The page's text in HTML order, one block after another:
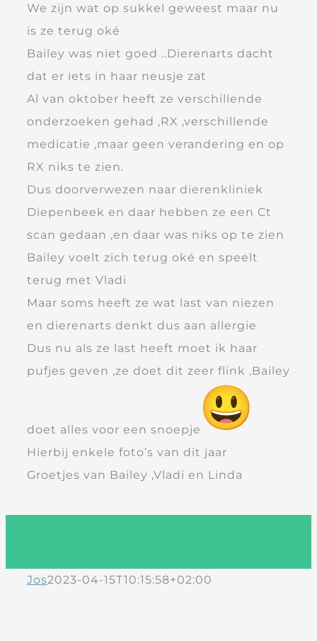
We zijn wat op sukkel geweest maar nu
is ze terug oké
Bailey was niet goed ..Dierenarts dacht
dat er iets in haar neusje zat
Al van oktober heeft ze verschillende
onderzoeken gehad ,RX ,verschillende
medicatie ,maar geen verandering en op
RX niks te zien.
Dus doorverwezen naar dierenkliniek
Diepenbeek en daar hebben ze een Ct
scan gedaan ,en daar was niks op te zien
Bailey voelt zich terug oké en speelt
terug met Vladi
Maar soms heeft ze wat last van niezen
en dierenarts denkt dus aan allergie
Dus nu als ze last heeft moet ik haar
pufjes geven ,ze doet dit zeer flink ,Bailey
doet alles voor een snoepje
Hierbij enkele foto’s van dit jaar
Groetjes van Bailey ,Vladi en Linda
Jos2023-04-15T10:15:58+02:00